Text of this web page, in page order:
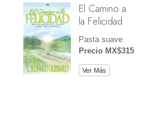
El Camino a
la Felicidad
Pasta suave
Precio MX$315
Ver Más